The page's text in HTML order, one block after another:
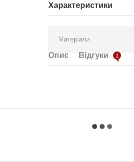
Характеристики
Матеріали
Опис Відгуки 1